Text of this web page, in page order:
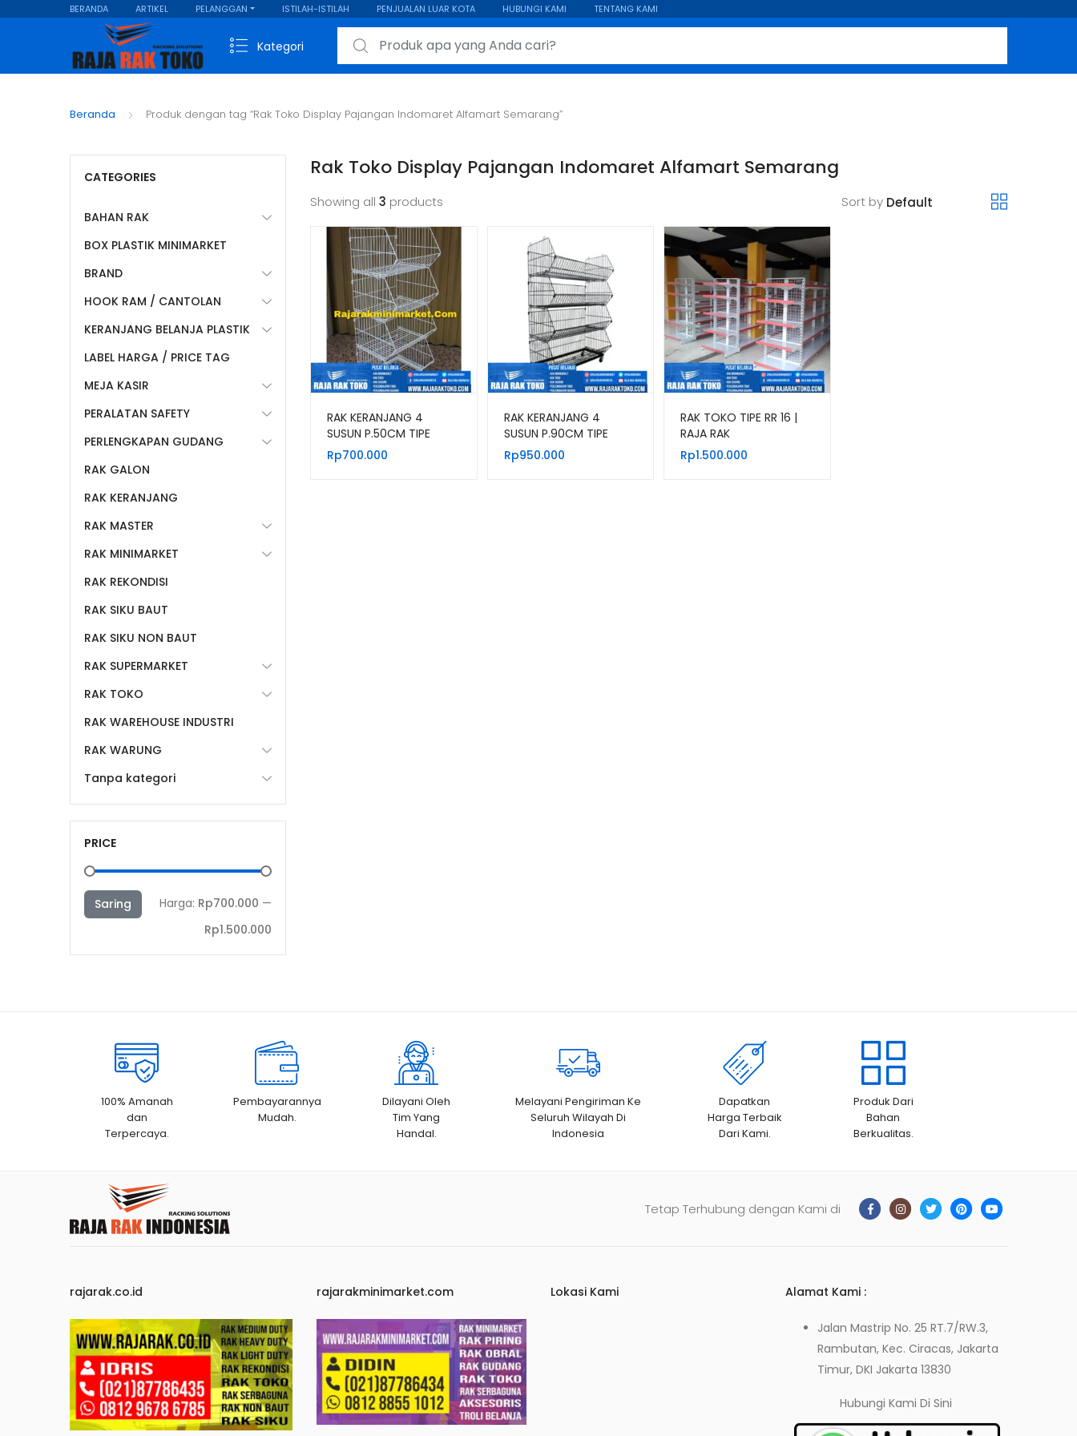
BERANDA ARTIKEL PELANGGAN ISTILAH-ISTILAH PENJUALAN LUAR KOTA HUBUNGI KAMI TENTANG KAMI
Kategori
Search for:
Beranda Produk dengan tag “Rak Toko Display Pajangan Indomaret Alfamart Semarang”
Rak Toko Display Pajangan Indomaret Alfamart Semarang
Showing all 3 products Sort by
RAK KERANJANG 4
SUSUN P.50CM TIPE
RKS50 WARNA HITAM &
PUTIH
Rp700.000
RAK KERANJANG 4
SUSUN P.90CM TIPE
RKS90 WARNA HITAM &
PUTIH
Rp950.000
RAK TOKO TIPE RR 16 |
RAJA RAK
Rp1.500.000
CATEGORIES
BAHAN RAK
BOX PLASTIK MINIMARKET
BRAND
HOOK RAM / CANTOLAN
KERANJANG BELANJA PLASTIK
LABEL HARGA / PRICE TAG
MEJA KASIR
PERALATAN SAFETY
PERLENGKAPAN GUDANG
RAK GALON
RAK KERANJANG
RAK MASTER
RAK MINIMARKET
RAK REKONDISI
RAK SIKU BAUT
RAK SIKU NON BAUT
RAK SUPERMARKET
RAK TOKO
RAK WAREHOUSE INDUSTRI
RAK WARUNG
Tanpa kategori
PRICE
Saring Harga: Rp700.000 —
Rp1.500.000
100% Amanah
dan
Terpercaya.
Pembayarannya
Mudah.
Dilayani Oleh
Tim Yang
Handal.
Melayani Pengiriman Ke
Seluruh Wilayah Di
Indonesia
Dapatkan
Harga Terbaik
Dari Kami.
Produk Dari
Bahan
Berkualitas.
Tetap Terhubung dengan Kami di
rajarak.co.id rajarakminimarket.com Lokasi Kami Alamat Kami :
Jalan Mastrip No. 25 RT.7/RW.3,
Rambutan, Kec. Ciracas, Jakarta
Timur, DKI Jakarta 13830
Hubungi KamiDi Sini